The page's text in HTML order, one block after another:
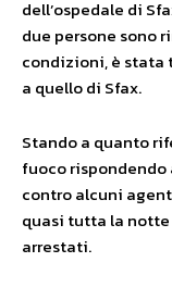
dell’ospedale di
due persone sono
condizioni, è stata
a quello di Sfax.
Stando a quanto
fuoco
contro alcuni
quasi tutta la
arrestati.